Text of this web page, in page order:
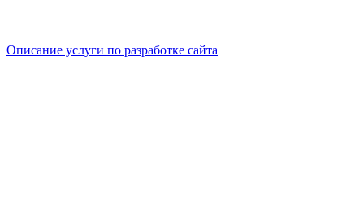
Описание услуги по разработке сайта